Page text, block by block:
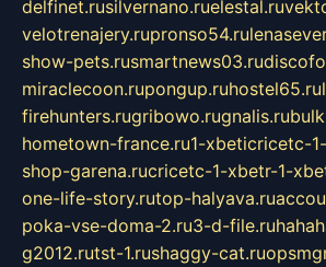
delfinet.rusilvernano.ruelestal.ru
velotrenajery.rupronso54.ru
show-pets.rusmartnews03.ru
miraclecoon.rupongup.ruhostel65.ru
firehunters.rugribowo.rugnalis.ru
hometown-france.ru1-xbeticricetc-
shop-garena.rucricetc-1-xbetr-1-
one-life-story.rutop-halyava.ru
poka-vse-doma-2.ru3-d-file.ru
g2012.rutst-1.rushaggy-cat.ru